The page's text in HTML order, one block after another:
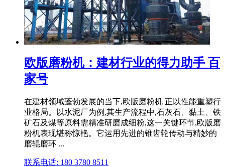
欧版磨粉机：建材行业的得力助手 百
家号
在建材领域蓬勃发展的当下,欧版磨粉机 正以性能重塑行
业格局。以水泥厂为例,其生产流程中,石灰石、黏土、铁
矿石及煤等原料需精准研磨成细粉,这一关键环节,欧版磨
粉机表现堪称惊艳。它运用先进的锥齿轮传动与精妙的
磨辊磨环 ...
联系电话: 180 3780 8511